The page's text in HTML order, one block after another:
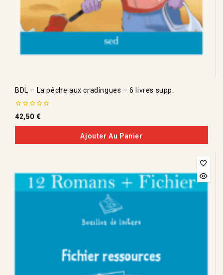
BDL – La pêche aux cradingues – 6 livres supp.
0
de
5
42,50 €
Ajouter Au Panier